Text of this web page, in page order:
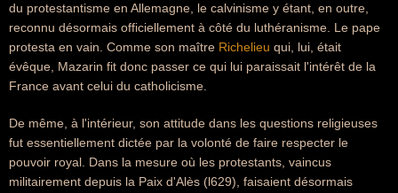
du protestantisme en Allemagne, le calvinisme y étant, en outre,
reconnu désormais officiellement à côté du luthéranisme. Le pape
protesta en vain. Comme son maître Richelieu qui, lui, était
évêque, Mazarin fit donc passer ce qui lui paraissait l'intérêt de la
France avant celui du catholicisme.
De même, à l'intérieur, son attitude dans les questions religieuses
fut essentiellement dictée par la volonté de faire respecter le
pouvoir royal. Dans la mesure où les protestants, vaincus
militairement depuis la Paix d'Alès (l629), faisaient désormais